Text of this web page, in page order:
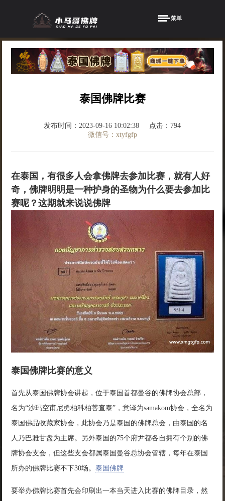
泰国佛牌比赛
发布时间：2023-09-16 10:02:38
点击：794
微信号：xtyfgfp
在泰国，有很多人会拿佛牌去参加比赛，就有人好
奇，佛牌明明是一种护身的圣物为什么要去参加比
赛呢？这期就来说说佛牌
泰国佛牌比赛的意义
首先从泰国佛牌协会讲起，位于泰国首都曼谷的佛牌协会总部，
名为“沙玛空甫尼勇柏科柏菩查泰”，意译为samakom协会，全名为
泰国佛品收藏家协会，此协会乃是泰国的佛牌总会，由泰国的名
人乃巴雅甘盘为主席。另外泰国的75个府尹都各自拥有个别的佛
牌协会支会，但这些支会都属泰国曼谷总协会管辖，每年在泰国
所办的佛牌比赛不下30场。泰国佛牌
要举办佛牌比赛首先会印刷出一本当天进入比赛的佛牌目录，然